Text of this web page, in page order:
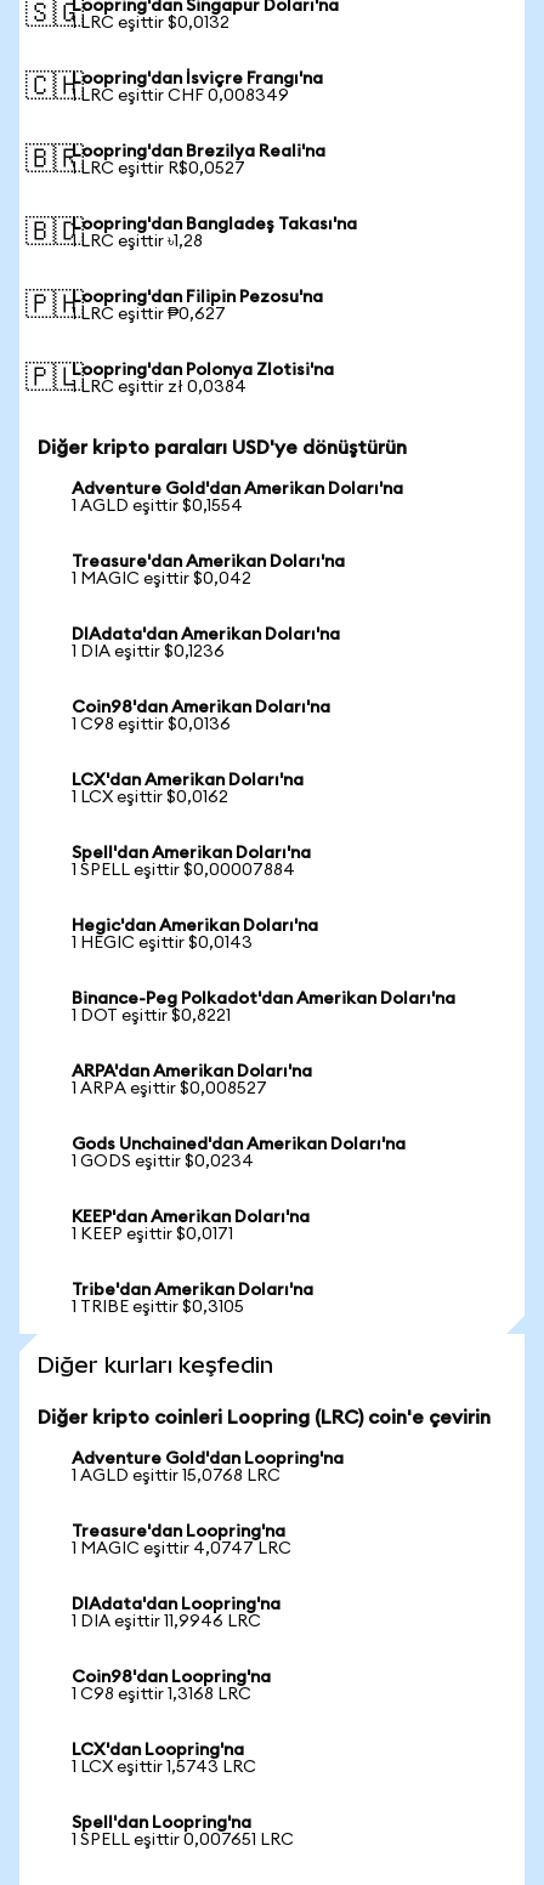
🇸🇬Loopring'dan Singapur Doları'na
1 LRC eşittir $0,0132
🇨🇭Loopring'dan İsviçre Frangı'na
1 LRC eşittir CHF 0,008349
🇧🇷Loopring'dan Brezilya Reali'na
1 LRC eşittir R$0,0527
🇧🇩Loopring'dan Bangladeş Takası'na
1 LRC eşittir ৳1,28
🇵🇭Loopring'dan Filipin Pezosu'na
1 LRC eşittir ₱0,627
🇵🇱Loopring'dan Polonya Zlotisi'na
1 LRC eşittir zł 0,0384
Diğer kripto paraları USD'ye dönüştürün
Adventure Gold'dan Amerikan Doları'na
1 AGLD eşittir $0,1554
Treasure'dan Amerikan Doları'na
1 MAGIC eşittir $0,042
DIAdata'dan Amerikan Doları'na
1 DIA eşittir $0,1236
Coin98'dan Amerikan Doları'na
1 C98 eşittir $0,0136
LCX'dan Amerikan Doları'na
1 LCX eşittir $0,0162
Spell'dan Amerikan Doları'na
1 SPELL eşittir $0,00007884
Hegic'dan Amerikan Doları'na
1 HEGIC eşittir $0,0143
Binance-Peg Polkadot'dan Amerikan Doları'na
1 DOT eşittir $0,8221
ARPA'dan Amerikan Doları'na
1 ARPA eşittir $0,008527
Gods Unchained'dan Amerikan Doları'na
1 GODS eşittir $0,0234
KEEP'dan Amerikan Doları'na
1 KEEP eşittir $0,0171
Tribe'dan Amerikan Doları'na
1 TRIBE eşittir $0,3105
Diğer kurları keşfedin
Diğer kripto coinleri Loopring (LRC) coin'e çevirin
Adventure Gold'dan Loopring'na
1 AGLD eşittir 15,0768 LRC
Treasure'dan Loopring'na
1 MAGIC eşittir 4,0747 LRC
DIAdata'dan Loopring'na
1 DIA eşittir 11,9946 LRC
Coin98'dan Loopring'na
1 C98 eşittir 1,3168 LRC
LCX'dan Loopring'na
1 LCX eşittir 1,5743 LRC
Spell'dan Loopring'na
1 SPELL eşittir 0,007651 LRC